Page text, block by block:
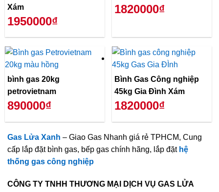
Xám
1950000₫
1820000₫
bình gas 20kg
petrovietnam
890000₫
Bình Gas Công nghiệp
45kg Gia Đình Xám
1820000₫
Gas Lửa Xanh – Giao Gas Nhanh giá rẻ TPHCM, Cung
cấp lắp đặt bình gas, bếp gas chính hãng, lắp đặt hệ
thống gas công nghiệp
CÔNG TY TNHH THƯƠNG MẠI DỊCH VỤ GAS LỬA